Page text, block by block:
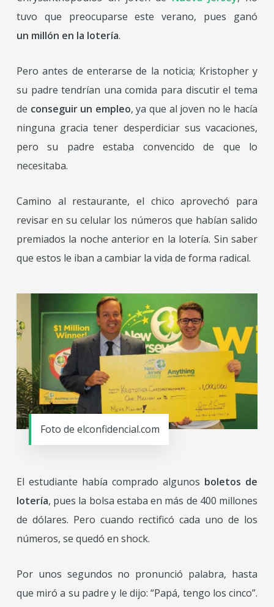
tuvo que preocuparse este verano, pues ganó
un millón en la lotería.
Pero antes de enterarse de la noticia; Kristopher y
su padre tendrían una comida para discutir el tema
de conseguir un empleo, ya que al joven no le hacía
ninguna gracia tener desperdiciar sus vacaciones,
pero su padre estaba convencido de que lo
necesitaba.
Camino al restaurante, el chico aprovechó para
revisar en su celular los números que habían salido
premiados la noche anterior en la lotería. Sin saber
que estos le iban a cambiar la vida de forma radical.
Foto de elconfidencial.com
El estudiante había comprado algunos boletos de
lotería, pues la bolsa estaba en más de 400 millones
de dólares. Pero cuando rectificó cada uno de los
números, se quedó en shock.
Por unos segundos no pronunció palabra, hasta
que miró a su padre y le dijo: “Papá, tengo los cinco”.